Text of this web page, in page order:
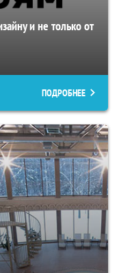
и не только от
ПОДРОБНЕЕ